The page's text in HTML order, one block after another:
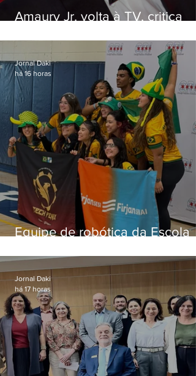
Amaury Jr. volta à TV, critica
viraram colunistas de si
Equipe de robótica da Escola
prêmio internacional nos EUA
Jornal Daki
há 16 horas
Jornal Daki
há 17 horas